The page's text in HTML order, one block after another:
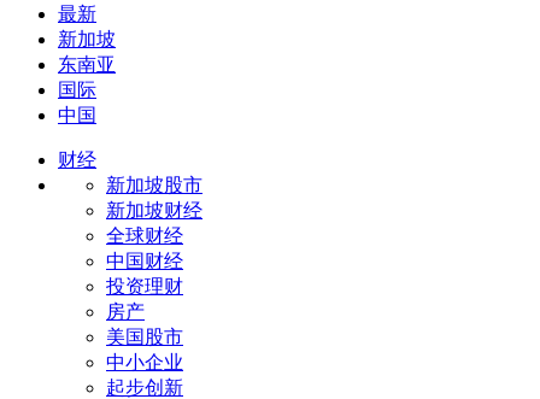
最新
新加坡
东南亚
国际
中国
财经
新加坡股市
新加坡财经
全球财经
中国财经
投资理财
房产
美国股市
中小企业
起步创新